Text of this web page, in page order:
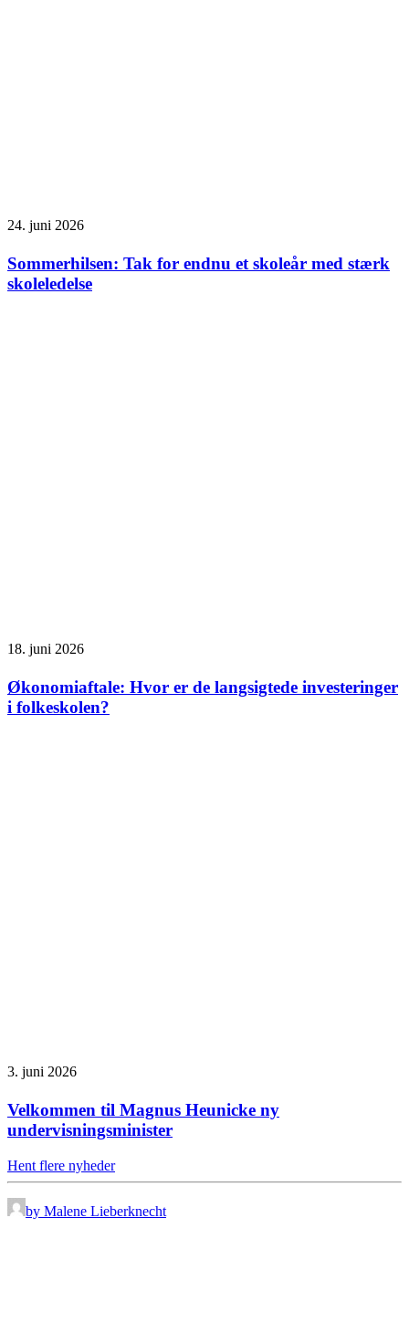
24. juni 2026
Sommerhilsen: Tak for endnu et skoleår med stærk
skoleledelse
18. juni 2026
Økonomiaftale: Hvor er de langsigtede investeringer
i folkeskolen?
3. juni 2026
Velkommen til Magnus Heunicke ny
undervisningsminister
Hent flere nyheder
by Malene Lieberknecht